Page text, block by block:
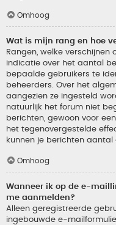
Omhoog
Wat is mijn rang en hoe
Rangen, welke
indicatie over het aantal
bepaalde gebruikers te
beheerders. Over het
aangezien ze ingesteld
natuurlijk het forum niet
berichten, gewoon voor
het tegenovergestelde
kunnen je berichten aantal
Omhoog
Wanneer ik op de e-
me aanmelden?
Alleen geregistreerde
ingebouwde e-